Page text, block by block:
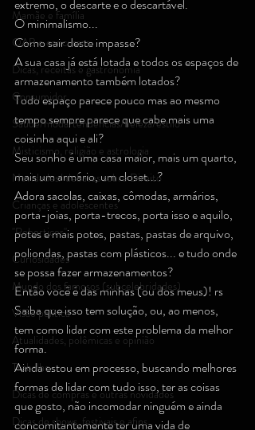
Mamãe e família
OAB e concursos
Dicas, receitas e gastronomia
Consumidor
Saúde/moda/tendências/beleza/estilo
Misticismo, religião e astrologia
Novidades/ debates sobre Direito
Crianças e adolescentes
''Robertices''
Curiosidades
Mundo dos famosos (subcelebridades)
Visão política
Atualidades, polêmicas e opinião
Trabalho
Dicas de compras e outras novidades
Dicas de shows, festivais e afins
extremo, o descarte e o descartável.
O minimalismo...
Como sair deste impasse?
A sua casa já está lotada e todos os espaços de
armazenamento também lotados?
Todo espaço parece pouco mas ao mesmo
tempo sempre parece que cabe mais uma
coisinha aqui e ali?
Seu sonho é uma casa maior, mais um quarto,
mais um armário, um closet...?
Adora sacolas, caixas, cômodas, armários,
porta-joias, porta-trecos, porta isso e aquilo,
potes e mais potes, pastas, pastas de arquivo,
poliondas, pastas com plásticos... e tudo onde
se possa fazer armazenamentos?
Então você é das minhas (ou dos meus)! rs
Saiba que isso tem solução, ou, ao menos,
tem como lidar com este problema da melhor
forma.
Ainda estou em processo, buscando melhores
formas de lidar com tudo isso, ter as coisas
que gosto, não incomodar ninguém e ainda
concomitantemente ter uma vida de